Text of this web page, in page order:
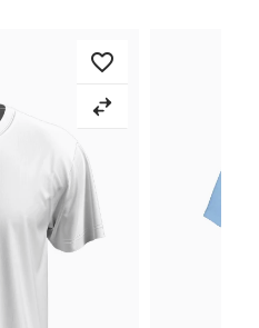
favorite_border